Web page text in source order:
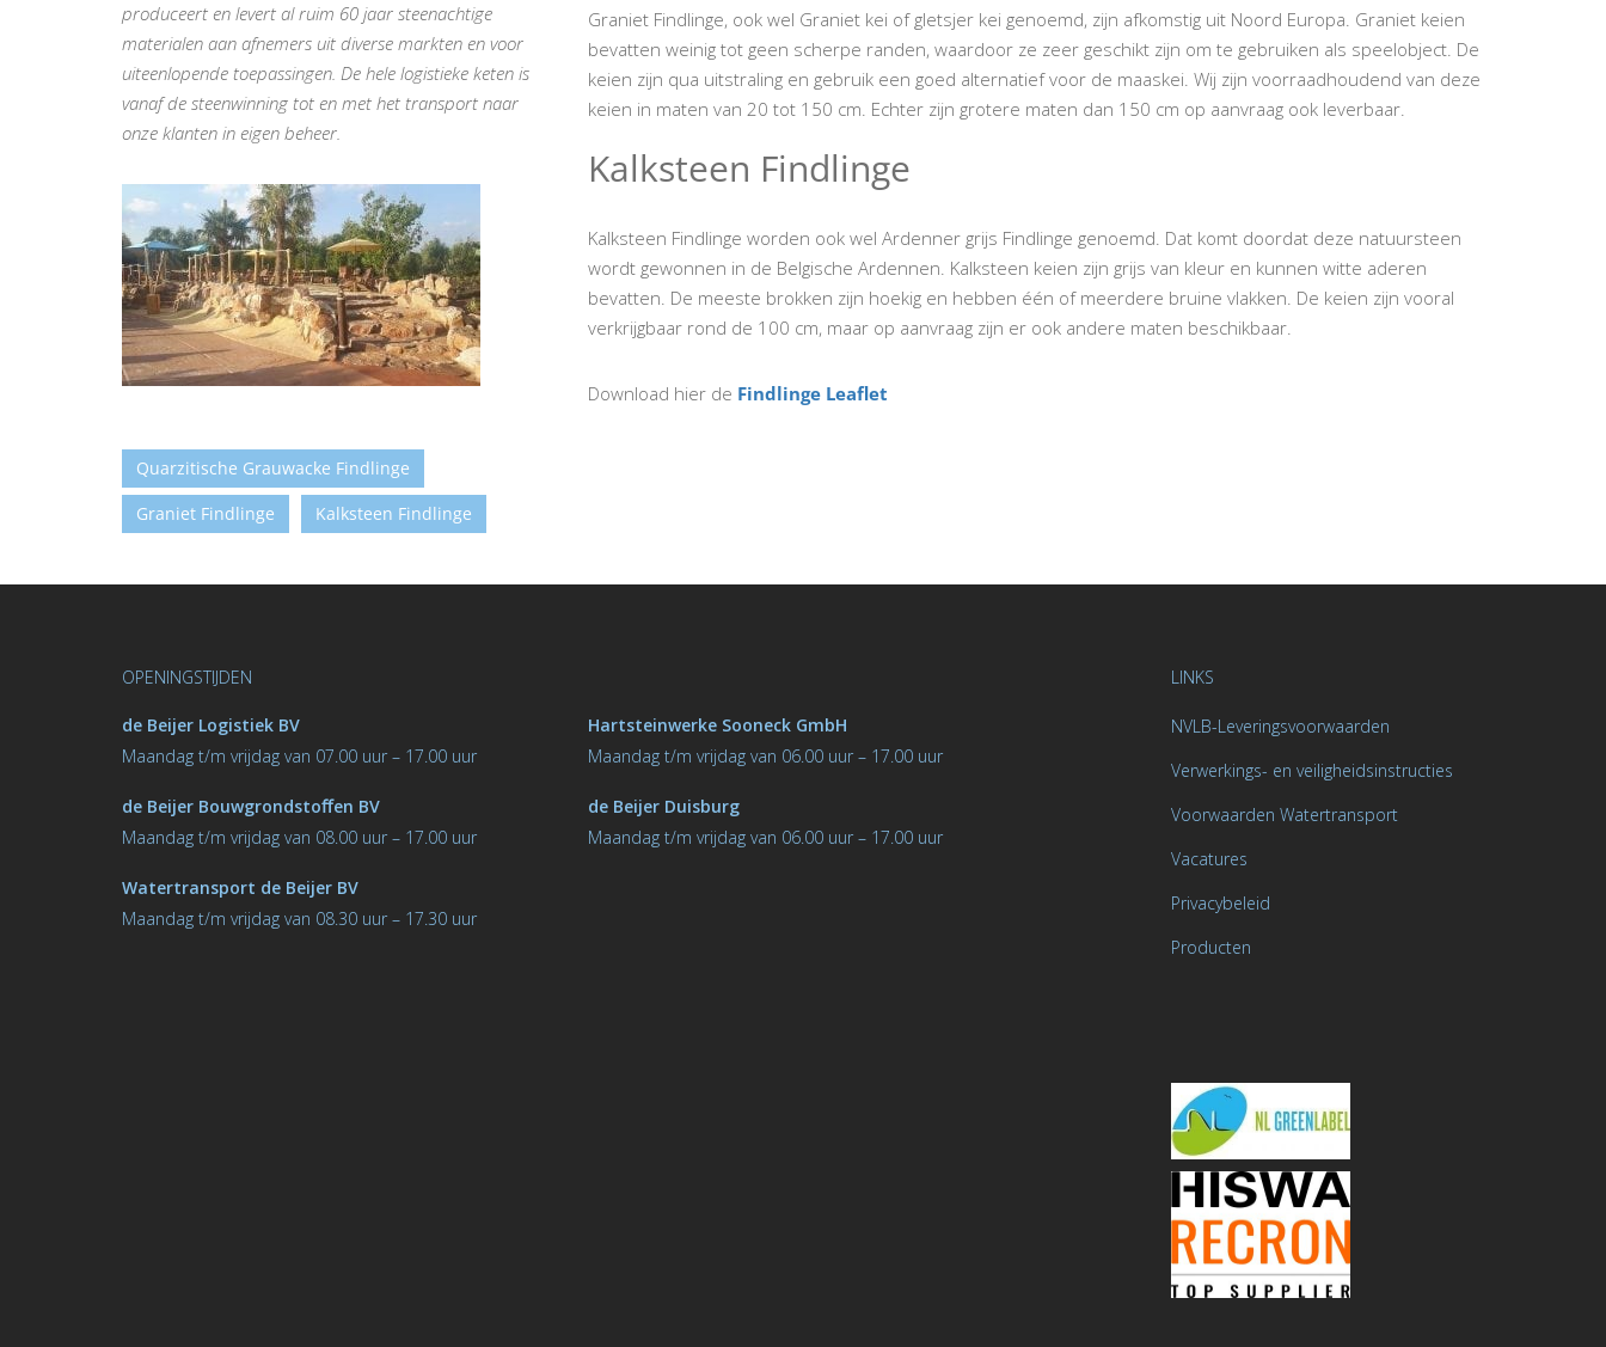
produceert en levert al ruim 60 jaar steenachtige
materialen aan afnemers uit diverse markten en voor
uiteenlopende toepassingen. De hele logistieke keten is
vanaf de steenwinning tot en met het transport naar
onze klanten in eigen beheer.
Quarzitische Grauwacke Findlinge
Graniet Findlinge
Kalksteen Findlinge
Graniet Findlinge, ook wel Graniet kei of gletsjer kei genoemd, zijn afkomstig uit Noord Europa. Graniet keien
bevatten weinig tot geen scherpe randen, waardoor ze zeer geschikt zijn om te gebruiken als speelobject. De
keien zijn qua uitstraling en gebruik een goed alternatief voor de maaskei. Wij zijn voorraadhoudend van deze
keien in maten van 20 tot 150 cm. Echter zijn grotere maten dan 150 cm op aanvraag ook leverbaar.
Kalksteen Findlinge
Kalksteen Findlinge worden ook wel Ardenner grijs Findlinge genoemd. Dat komt doordat deze natuursteen
wordt gewonnen in de Belgische Ardennen. Kalksteen keien zijn grijs van kleur en kunnen witte aderen
bevatten. De meeste brokken zijn hoekig en hebben één of meerdere bruine vlakken. De keien zijn vooral
verkrijgbaar rond de 100 cm, maar op aanvraag zijn er ook andere maten beschikbaar.
Download hier de Findlinge Leaflet
OPENINGSTIJDEN
de Beijer Logistiek BV
Maandag t/m vrijdag van 07.00 uur – 17.00 uur
de Beijer Bouwgrondstoﬀen BV
Maandag t/m vrijdag van 08.00 uur – 17.00 uur
Watertransport de Beijer BV
Maandag t/m vrijdag van 08.30 uur – 17.30 uur
Hartsteinwerke Sooneck GmbH
Maandag t/m vrijdag van 06.00 uur – 17.00 uur
de Beijer Duisburg
Maandag t/m vrijdag van 06.00 uur – 17.00 uur
LINKS
NVLB-Leveringsvoorwaarden
Verwerkings- en veiligheidsinstructies
Voorwaarden Watertransport
Vacatures
Privacybeleid
Producten